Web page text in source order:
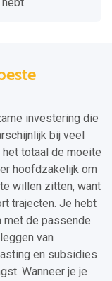
investering die
bij veel
totaal de moeite
hoofdzakelijk om
willen zitten, want
trajecten. Je hebt
met de passende
van
en subsidies
Wanneer je je